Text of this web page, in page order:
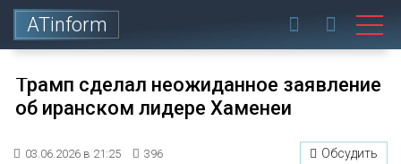
ATinform
Трамп сделал неожиданное заявление
об иранском лидере Хаменеи
03.06.2026 в 21:25 396 Обсудить